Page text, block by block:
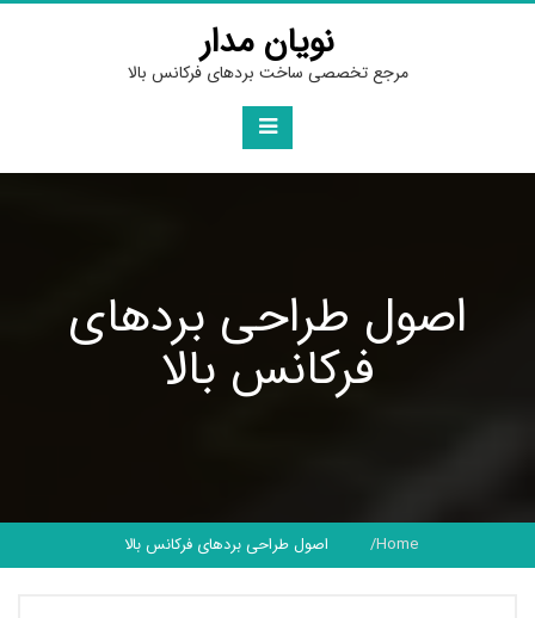
Skip
نویان مدار
مرجع تخصصی ساخت بردهای فرکانس بالا
اصول طراحی بردهای
فرکانس بالا
Home اصول طراحی بردهای فرکانس بالا